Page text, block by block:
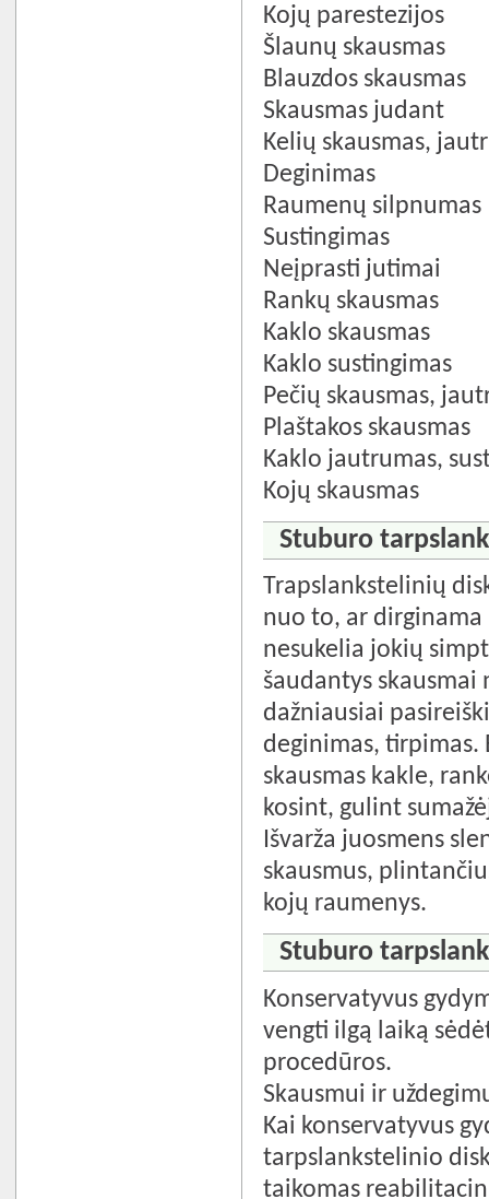
Kojų parestezijos
Šlaunų skausmas
Blauzdos skausmas
Skausmas judant
Kelių skausmas,
Deginimas
Raumenų silpnumas
Sustingimas
Neįprasti jutimai
Rankų skausmas
Kaklo skausmas
Kaklo sustingimas
Pečių skausmas,
Plaštakos skausmas
Kaklo jautrumas,
Kojų skausmas
Stuburo
Trapslankstelinių
nuo to, ar dirginama
nesukelia jokių
šaudantys
dažniausiai
deginimas, tirpimas.
skausmas kakle,
kosint, gulint
Išvarža juosmens
skausmus,
kojų raumenys.
Stuburo
Konservatyvus
vengti ilgą laiką
procedūros.
Skausmui ir
Kai konservatyvus
tarpslankstelinio
taikomas